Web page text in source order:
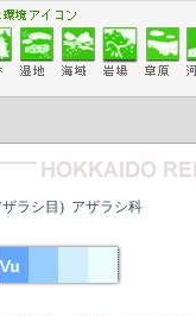
ラシ目) アザラシ科